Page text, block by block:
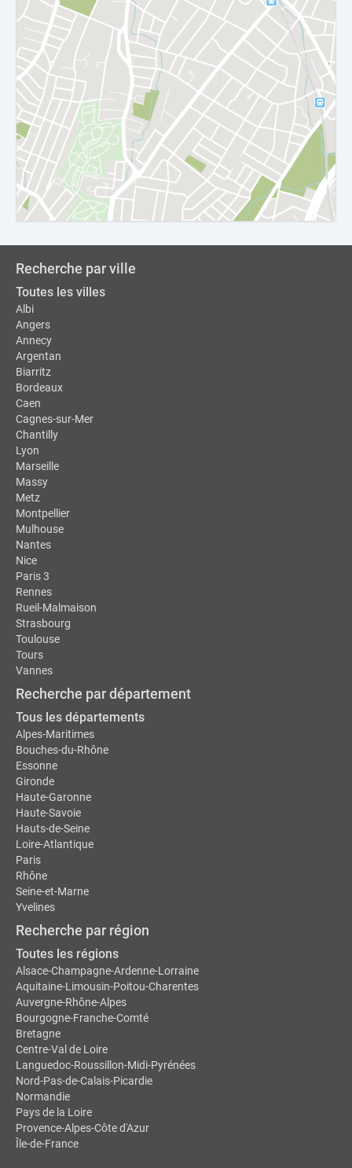
Recherche par ville
Toutes les villes
Albi
Angers
Annecy
Argentan
Biarritz
Bordeaux
Caen
Cagnes-sur-Mer
Chantilly
Lyon
Marseille
Massy
Metz
Montpellier
Mulhouse
Nantes
Nice
Paris 3
Rennes
Rueil-Malmaison
Strasbourg
Toulouse
Tours
Vannes
Recherche par département
Tous les départements
Alpes-Maritimes
Bouches-du-Rhône
Essonne
Gironde
Haute-Garonne
Haute-Savoie
Hauts-de-Seine
Loire-Atlantique
Paris
Rhône
Seine-et-Marne
Yvelines
Recherche par région
Toutes les régions
Alsace-Champagne-Ardenne-Lorraine
Aquitaine-Limousin-Poitou-Charentes
Auvergne-Rhône-Alpes
Bourgogne-Franche-Comté
Bretagne
Centre-Val de Loire
Languedoc-Roussillon-Midi-Pyrénées
Nord-Pas-de-Calais-Picardie
Normandie
Pays de la Loire
Provence-Alpes-Côte d'Azur
Île-de-France